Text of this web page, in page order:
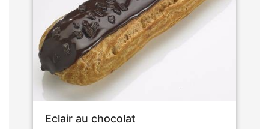
Eclair au chocolat